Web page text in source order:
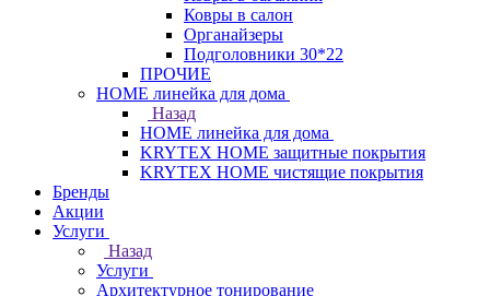
Ковры в салон
Органайзеры
Подголовники 30*22
ПРОЧИЕ
HOME линейка для дома
Назад
HOME линейка для дома
KRYTEX HOME защитные покрытия
KRYTEX HOME чистящие покрытия
Бренды
Акции
Услуги
Назад
Услуги
Архитектурное тонирование